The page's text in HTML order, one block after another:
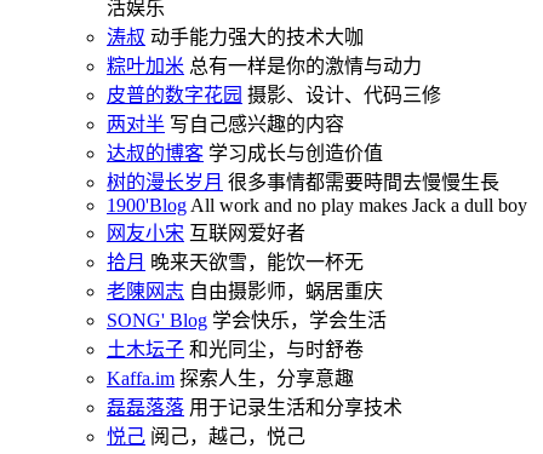
活娱乐
涛叔 动手能力强大的技术大咖
粽叶加米 总有一样是你的激情与动力
皮普的数字花园 摄影、设计、代码三修
两对半 写自己感兴趣的内容
达叔的博客 学习成长与创造价值
树的漫长岁月 很多事情都需要時間去慢慢生長
1900'Blog All work and no play makes Jack a dull boy
网友小宋 互联网爱好者
拾月 晚来天欲雪，能饮一杯无
老陳网志 自由摄影师，蜗居重庆
SONG' Blog 学会快乐，学会生活
土木坛子 和光同尘，与时舒卷
Kaffa.im 探索人生，分享意趣
磊磊落落 用于记录生活和分享技术
悦己 阅己，越己，悦己